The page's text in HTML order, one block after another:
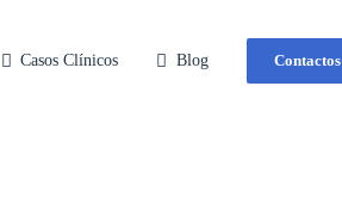
Casos Clínicos Blog Contactos